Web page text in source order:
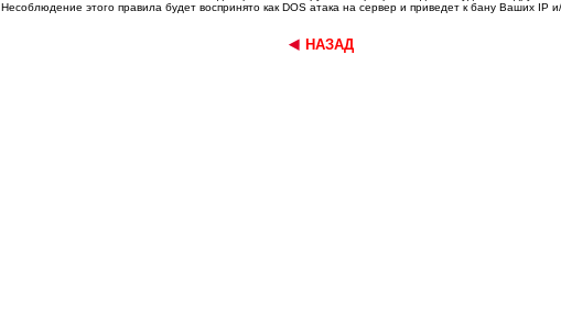
Несоблюдение этого правила будет воспринято как DOS атака на сервер и приведет к бану Ваших IP
НАЗАД